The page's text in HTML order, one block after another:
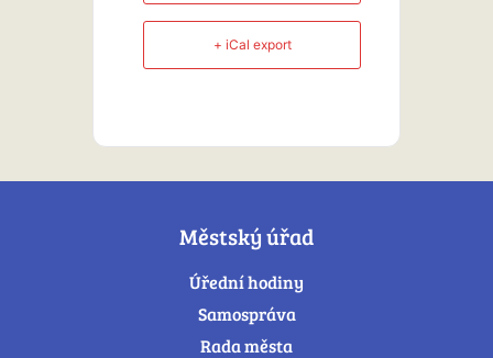
+ iCal export
Městský úřad
Úřední hodiny
Samospráva
Rada města